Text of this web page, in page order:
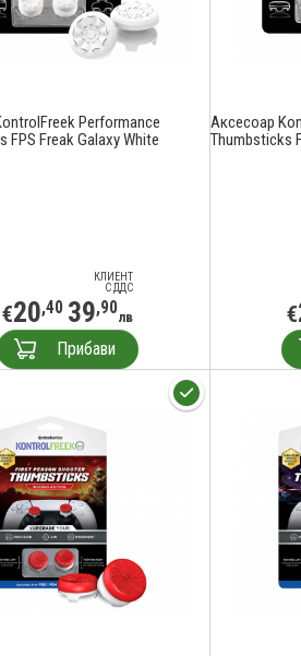
Performance
FPS Freak Galaxy White
КЛИЕНТ
С ДДС
€20,40 39,90лв
Прибави
Аксесоар
Thumbsticks
€